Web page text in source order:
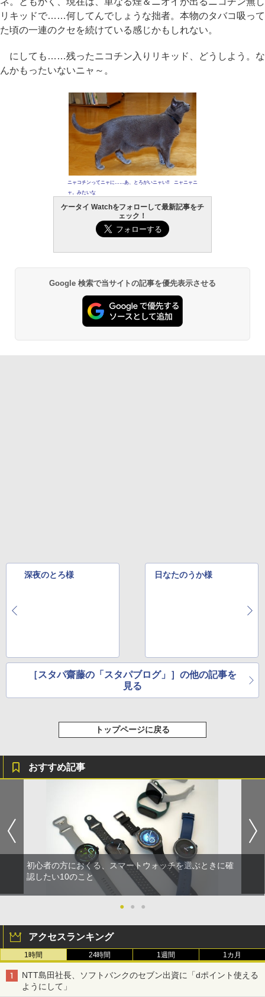
リキッドで……何してんでしょうな拙者。本物のタバコ吸って
た頃の一連のクセを続けている感じかもしれない。
にしても……残ったニコチン入りリキッド、どうしよう。な
んかもったいないニャ～。
ニャコチンってニャに……あ、とろがいニャい!! ニャニャニ
ャ。みたいな
ケータイ Watchをフォローして最新記事をチ
ェック！
Google 検索で当サイトの記事を優先表示させる
深夜のとろ様 日なたのうか様
［スタパ齋藤の「スタパブログ」］の他の記事を
見る
トップページに戻る
おすすめ記事
初心者の方におくる、スマートウォッチを選ぶときに確
認したい10のこと
● ● ●
アクセスランキング
1時間 24時間 1週間 1カ月
NTT島田社長、ソフトバンクのセブン出資に「dポイント使える
ようにして」